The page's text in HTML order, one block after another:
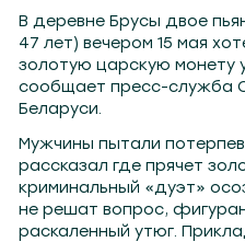
В деревне Брусы двое
47 лет) вечером 15 мая
золотую царскую монету
сообщает пресс-служба
Беларуси.
Мужчины пытали
рассказал где прячет
криминальный «дуэт»
не решат вопрос,
раскаленный утюг.